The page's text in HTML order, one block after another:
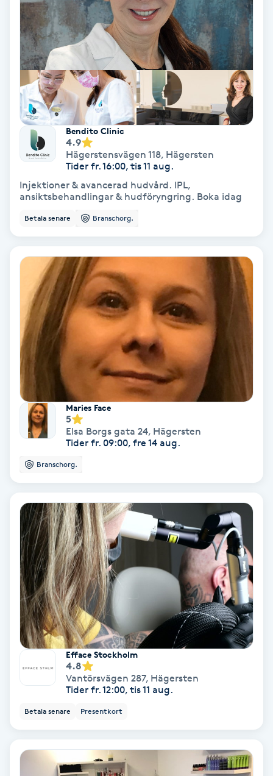
Koppningsmassage
Kosmetisk tatuering
Kostrådgivning
Kroppsinpackning
Kroppspeeling
Käkledsbehandling
Laserbehandling
Lashlift Keratin
LED-ljusterapi
Liktornar
LPG-behandling
LPG-massage
Luggklippning
Lymfmassage
Läpptatuering
Makeup
Manikyr & Pedikyr
Medial vägledning
Medicinsk massage
Bendito Clinic
4.9
Hägerstensvägen 118, Hägersten
Tider fr. 16:00, tis 11 aug.
Injektioner & avancerad hudvård. IPL,
ansiktsbehandlingar & hudföryngring. Boka idag
Betala senare Branschorg.
Maries Face
5
Elsa Borgs gata 24, Hägersten
Tider fr. 09:00, fre 14 aug.
Branschorg.
Efface Stockholm
4.8
Vantörsvägen 287, Hägersten
Tider fr. 12:00, tis 11 aug.
Betala senare Presentkort